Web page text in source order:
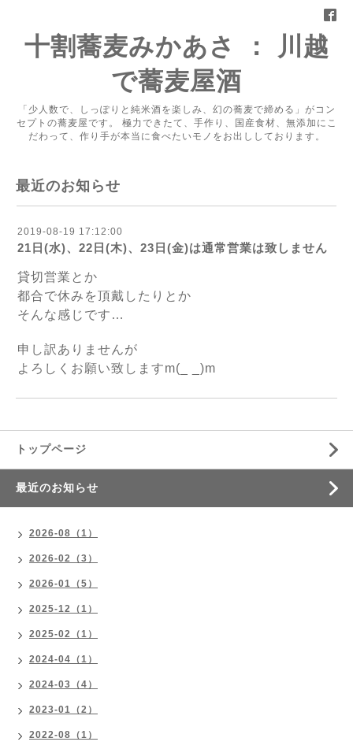
十割蕎麦みかあさ ： 川越
で蕎麦屋酒
「少人数で、しっぽりと純米酒を楽しみ、幻の蕎麦で締める」がコン
セプトの蕎麦屋です。 極力できたて、手作り、国産食材、無添加にこ
だわって、作り手が本当に食べたいモノをお出ししております。
最近のお知らせ
2019-08-19 17:12:00
21日(水)、22日(木)、23日(金)は通常営業は致しません
貸切営業とか
都合で休みを頂戴したりとか
そんな感じです…
申し訳ありませんが
よろしくお願い致しますm(_ _)m
トップページ
最近のお知らせ
2026-08（1）
2026-02（3）
2026-01（5）
2025-12（1）
2025-02（1）
2024-04（1）
2024-03（4）
2023-01（2）
2022-08（1）